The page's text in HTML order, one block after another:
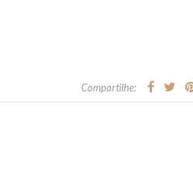
Compartilhe: